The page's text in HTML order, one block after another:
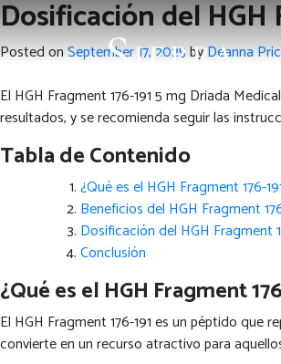
Dosificación del HGH
Posted onSeptember 17, 2025byDeanna
El HGH Fragment 176-191 5 mg Driada
resultados, y se recomienda seguir las
Tabla de Contenido
¿Qué es el HGH Fragment 176-
Beneficios del HGH Fragment
Dosificación del HGH Fragment
Conclusión
¿Qué es el HGH Fragment
El HGH Fragment 176-191 es un péptido
convierte en un recurso atractivo para